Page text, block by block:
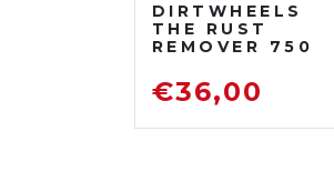
DIRTWHEELS
THE RUST
REMOVER 750
DISOSSIDANTE
RIMUOVI
€36,00